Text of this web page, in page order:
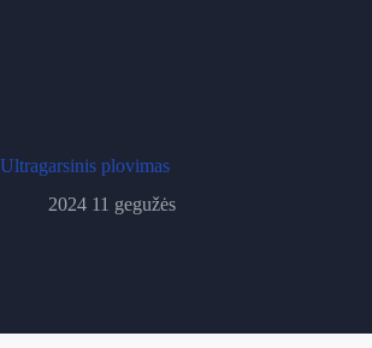
Ultragarsinis plovimas
2024 11 gegužės